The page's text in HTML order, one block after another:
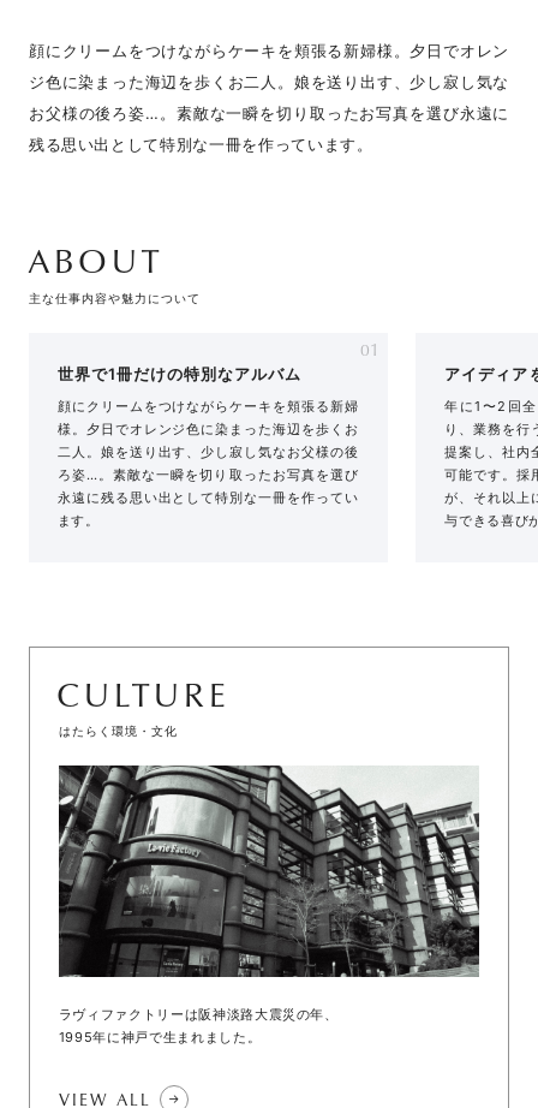
顔にクリームをつけながらケーキを頬張る新婦様。夕日でオレン
ジ色に染まった海辺を歩くお二人。娘を送り出す、少し寂し気な
お父様の後ろ姿…。素敵な一瞬を切り取ったお写真を選び永遠に
残る思い出として特別な一冊を作っています。
ABOUT
主な仕事内容や魅力について
01
世界で1冊だけの特別なアルバム
顔にクリームをつけながらケーキを頬張る新婦
様。夕日でオレンジ色に染まった海辺を歩くお
二人。娘を送り出す、少し寂し気なお父様の後
ろ姿…。素敵な一瞬を切り取ったお写真を選び
永遠に残る思い出として特別な一冊を作ってい
ます。
アイディア
年に1〜2回
り、業務を行
提案し、社内
可能です。採
が、それ以上
与できる喜び
CULTURE
はたらく環境・文化
ラヴィファクトリーは阪神淡路大震災の年、
1995年に神戸で生まれました。
VIEW ALL